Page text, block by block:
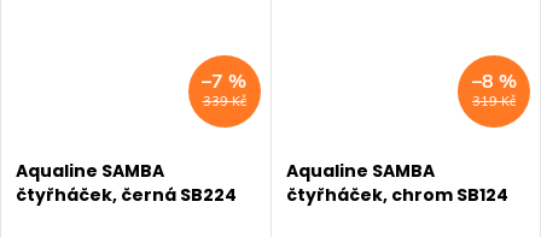
339 Kč
–7 %
Aqualine SAMBA
čtyřháček, černá SB224
319 Kč
–8 %
Aqualine SAMBA
čtyřháček, chrom SB124